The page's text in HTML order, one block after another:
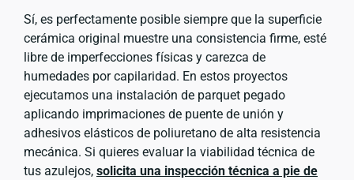
Sí, es perfectamente posible siempre que la superficie
cerámica original muestre una consistencia firme, esté
libre de imperfecciones físicas y carezca de
humedades por capilaridad. En estos proyectos
ejecutamos una instalación de parquet pegado
aplicando imprimaciones de puente de unión y
adhesivos elásticos de poliuretano de alta resistencia
mecánica. Si quieres evaluar la viabilidad técnica de
tus azulejos, solicita una inspección técnica a pie de